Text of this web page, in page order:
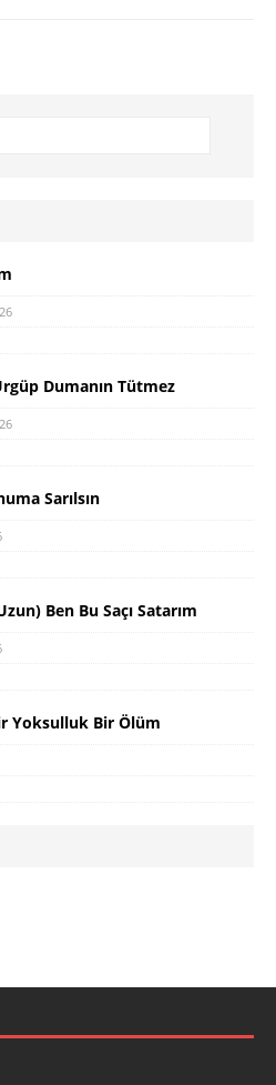
Dumanın Tütmez
Sarılsın
Ben Bu Saçı Satarım
Yoksulluk Bir Ölüm